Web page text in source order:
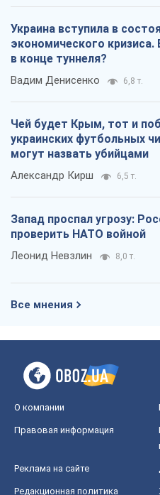
Украина вступила в
экономического кризиса.
в конце туннеля?
Вадим Денисенко 6,8 т.
Чей будет Крым, тот и
украинских футбольных
могут назвать убийцами
Александр Кирш 6,5 т.
Запад проспал угрозу:
проверить НАТО войной
Леонид Невзлин 8,0 т.
Все мнения
О компании
Правовая информация
Реклама на сайте
Редакционная политика